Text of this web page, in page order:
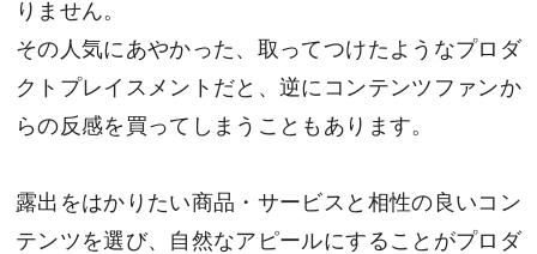
りません。
その人気にあやかった、取ってつけたようなプロダ
クトプレイスメントだと、逆にコンテンツファンか
らの反感を買ってしまうこともあります。
露出をはかりたい商品・サービスと相性の良いコン
テンツを選び、自然なアピールにすることがプロダ